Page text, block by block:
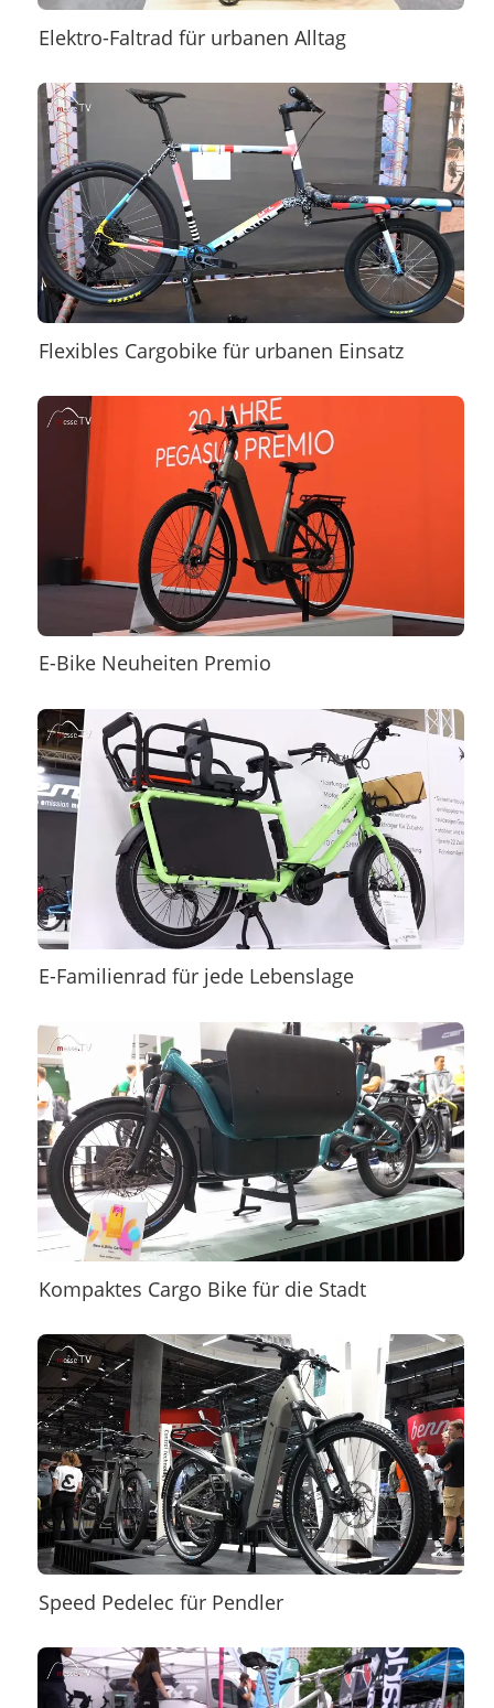
Elektro-Faltrad für urbanen Alltag
Flexibles Cargobike für urbanen Einsatz
E-Bike Neuheiten Premio
E-Familienrad für jede Lebenslage
Kompaktes Cargo Bike für die Stadt
Speed Pedelec für Pendler